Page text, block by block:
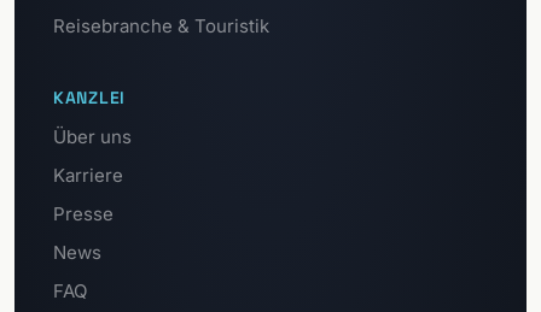
Reisebranche & Touristik
KANZLEI
Über uns
Karriere
Presse
News
FAQ